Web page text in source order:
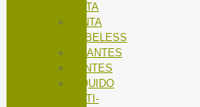
RUTA
CINTA
TUBELESS
GUANTES
LENTES
LÍQUIDO
ANTI-